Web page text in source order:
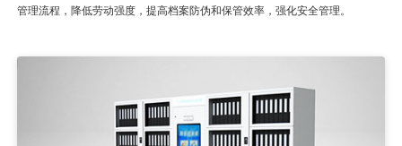
管理流程，降低劳动强度，提高档案防伪和保管效率，强化安全管理。